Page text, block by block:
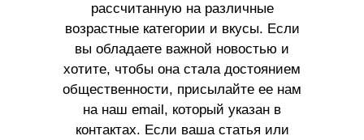
рассчитанную на различные
возрастные категории и вкусы. Если
вы обладаете важной новостью и
хотите, чтобы она стала достоянием
общественности, присылайте ее нам
на наш email, который указан в
контактах. Если ваша статья или